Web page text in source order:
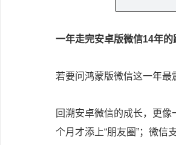
一年走完安卓版微信14年
若要问鸿蒙版微信这一年最
回溯安卓微信的成长，更
个月才添上“朋友圈”；微